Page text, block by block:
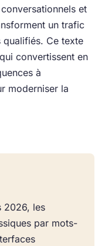
et
un trafic
qualifiés. Ce texte
convertissent en
à
moderniser la
2026, les
par mots-